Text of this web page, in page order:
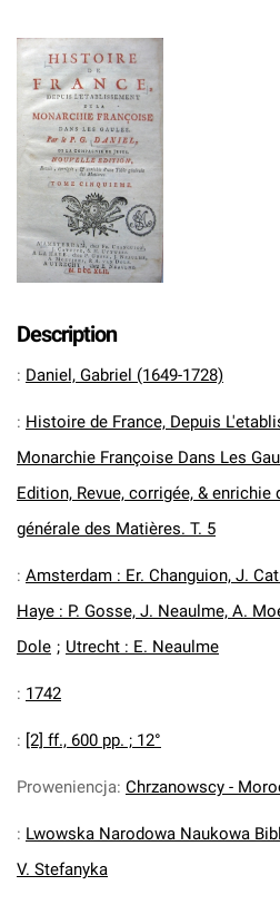
Description
: Daniel, Gabriel (1649-1728)
: Histoire de France, Depuis
Monarchie Françoise Dans Les
Edition, Revue, corrigée, & enrichie
générale des Matières. T. 5
: Amsterdam : Er. Changuion, J.
Haye : P. Gosse, J. Neaulme, A.
Dole ; Utrecht : E. Neaulme
: 1742
: [2] ff., 600 pp. ; 12°
Proweniencja: Chrzanowscy -
: Lwowska Narodowa Naukowa
V. Stefanyka